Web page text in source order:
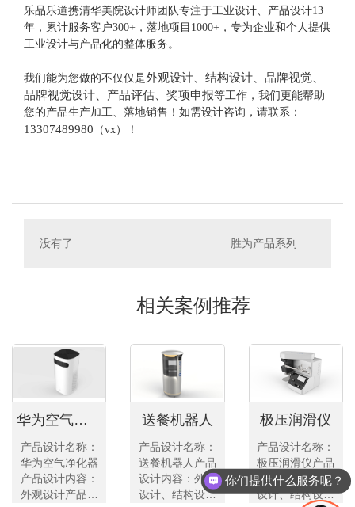
乐品乐道携清华美院设计师团队专注于工业设计、产品设计13
年，累计服务客户300+，落地项目1000+，专为企业和个人提供
工业设计与产品化的整体服务。
我们能为您做的不仅仅是外观设计、结构设计、品牌视觉、
品牌视觉设计、产品评估、奖项申报等工作，我们更能帮助
您的产品生产加工、落地销售！如需设计咨询，请联系：
13307489980 （vx）！
没有了 胜为产品系列
相关案例推荐
华为空气净化器
产品设计名称：
华为空气净化器
产品设计内容：
外观设计产品设
送餐机器人
产品设计名称：
送餐机器人产品
设计内容：外观
设计、结构设计
极压润滑仪
产品设计名称：
极压润滑仪产品
设计内容：外观
设计、结构设计
你们提供什么服务呢？